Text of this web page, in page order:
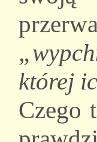
której
Czego